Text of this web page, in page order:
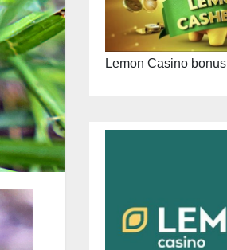
Lemon Casino bonus